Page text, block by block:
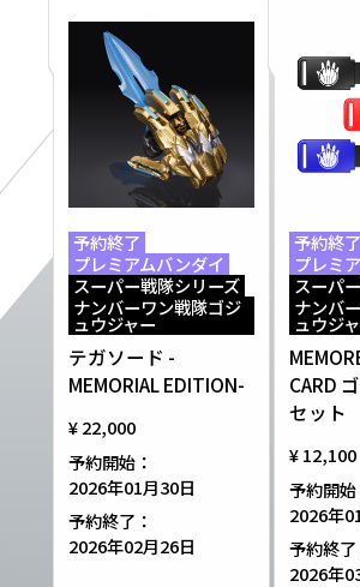
予約終了
プレミアムバンダイ
スーパー戦隊シリーズ
ナンバーワン戦隊ゴジ
ュウジャー
テガソード -
MEMORIAL EDITION-
¥ 22,000
予約開始：
2026年01月30日
予約終了：
2026年02月26日
予約終了
プレミ
スーパ
ナンバ
ュウジ
CARD
セット
¥ 12,100
予約開始
2026年
予約終了
2026年